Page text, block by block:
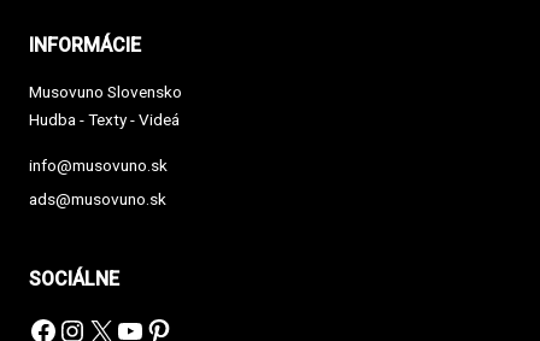
INFORMÁCIE
Musovuno Slovensko
Hudba - Texty - Videá
info@musovuno.sk
ads@musovuno.sk
SOCIÁLNE
Facebook
Instagram
X YouTube
Pinterest